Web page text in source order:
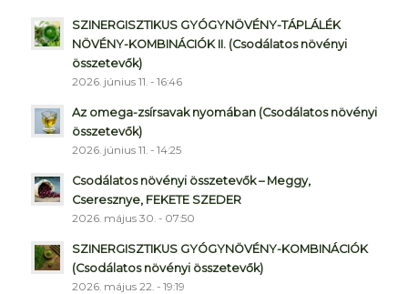
SZINERGISZTIKUS GYÓGYNÖVÉNY-TÁPLÁLÉK
NÖVÉNY-KOMBINÁCIÓK II. (Csodálatos növényi
összetevők)
2026. június 11. - 16:46
Az omega-zsírsavak nyomában (Csodálatos növényi
összetevők)
2026. június 11. - 14:25
Csodálatos növényi összetevők – Meggy,
Cseresznye, FEKETE SZEDER
2026. május 30. - 07:50
SZINERGISZTIKUS GYÓGYNÖVÉNY-KOMBINÁCIÓK
(Csodálatos növényi összetevők)
2026. május 22. - 19:19